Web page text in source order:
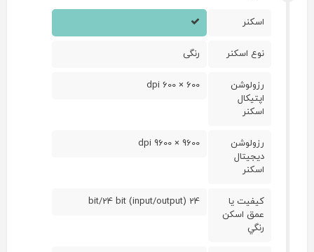
اسکنر
نوع اسکنر رنگی
رزولوشن
اپتيکال
اسکنر
600 × 600 dpi
رزولوشن
ديجيتال
اسکنر
9600 × 9600 dpi
کيفيت يا
عمق اسکن
رنگي
24 bit/24 bit (input/output)